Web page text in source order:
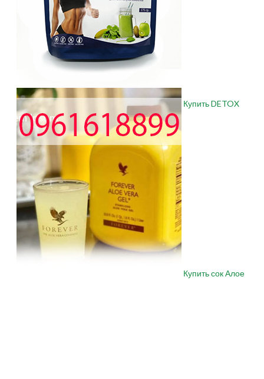
Купить DETOX
Купить сок Алое